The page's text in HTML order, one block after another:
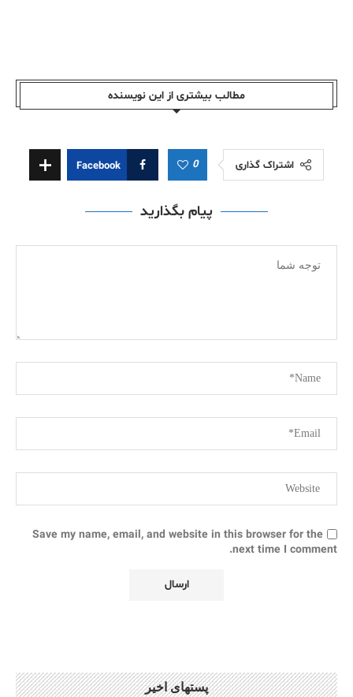
مطالب بیشتری از این نویسندە
اشتراک گذاری 0
Facebook
پیام بگذارید
Save my name, email, and website in this browser for the
next time I comment.
پستهای اخیر